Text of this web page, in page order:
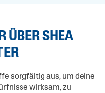
ÜBER SHEA
sorgfältig aus, um deine
wirksam, zu